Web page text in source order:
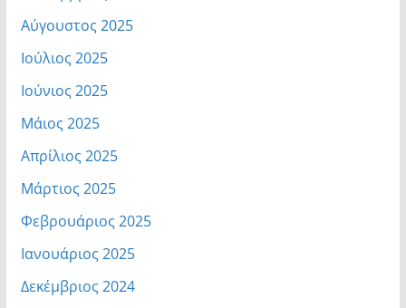
Αύγουστος 2025
Ιούλιος 2025
Ιούνιος 2025
Μάιος 2025
Απρίλιος 2025
Μάρτιος 2025
Φεβρουάριος 2025
Ιανουάριος 2025
Δεκέμβριος 2024